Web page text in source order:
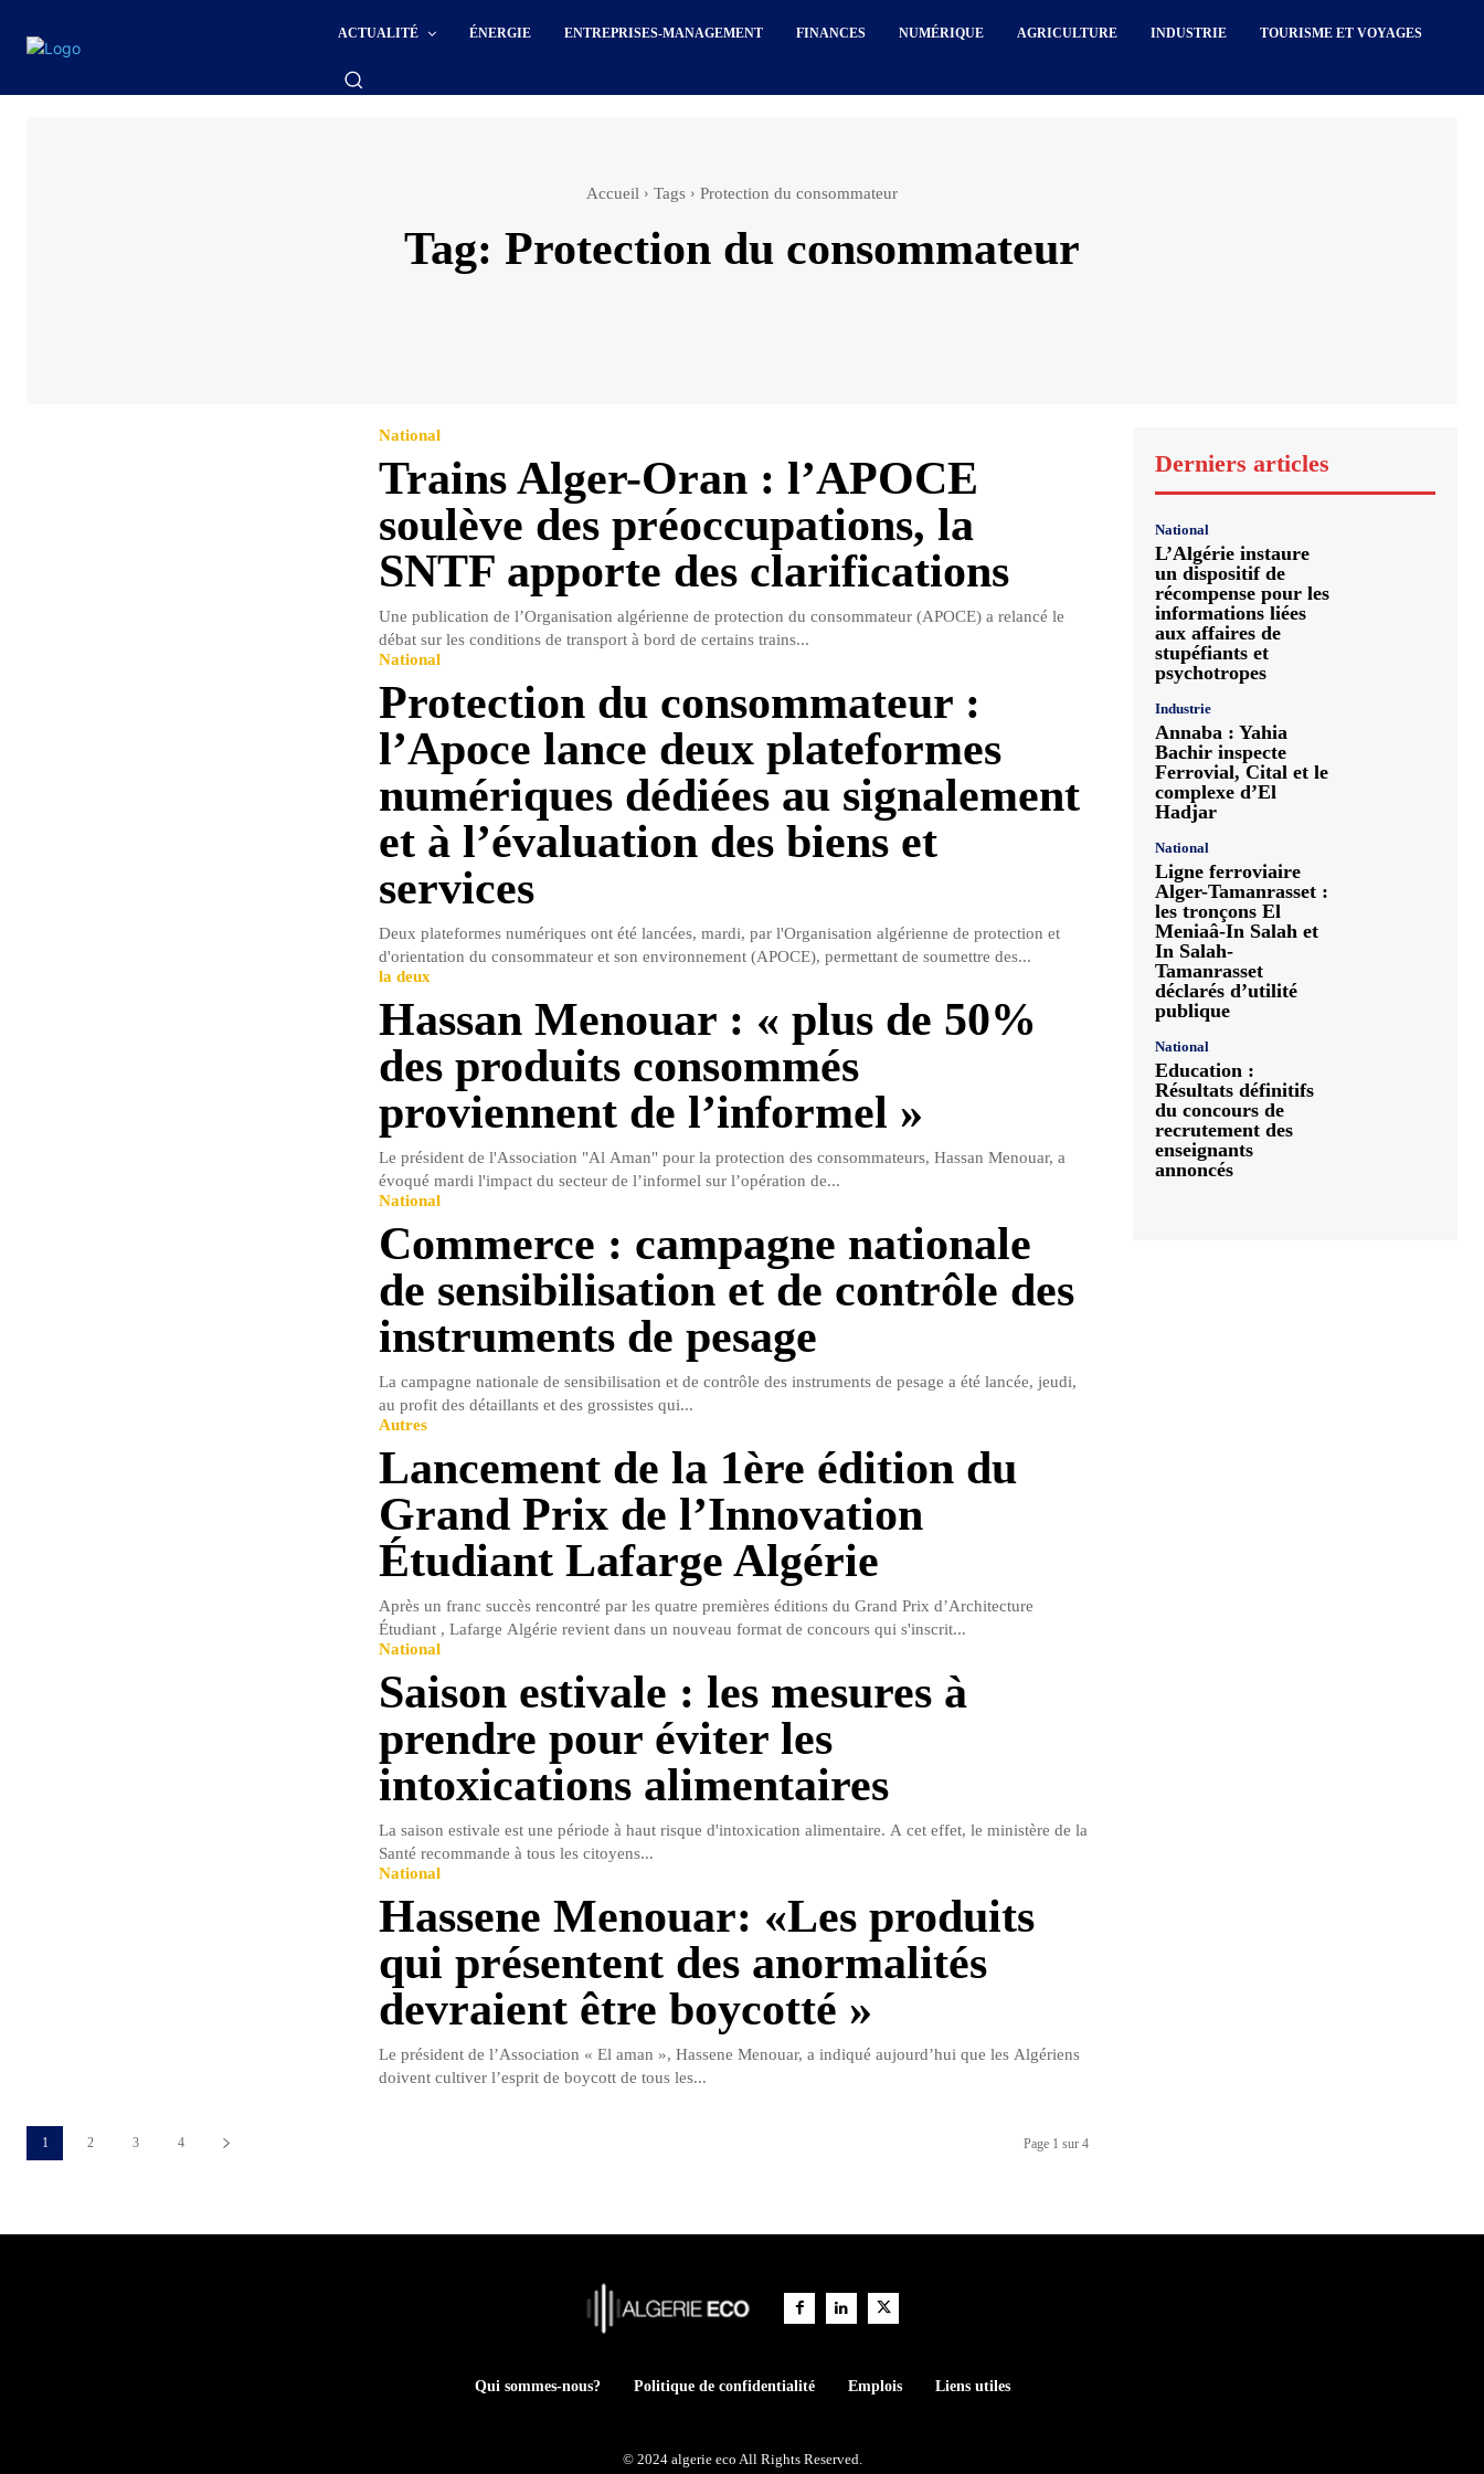
ACTUALITÉ ÉNERGIE ENTREPRISES-MANAGEMENT FINANCES NUMÉRIQUE AGRICULTURE INDUSTRIE TOURISME ET VOYAGES
Accueil Tags Protection du consommateur
Tag: Protection du consommateur
National
Trains Alger-Oran : l’APOCE
soulève des préoccupations, la
SNTF apporte des clarifications
Une publication de l’Organisation algérienne de protection du consommateur (APOCE) a relancé le
débat sur les conditions de transport à bord de certains trains...
National
Protection du consommateur :
l’Apoce lance deux plateformes
numériques dédiées au signalement
et à l’évaluation des biens et
services
Deux plateformes numériques ont été lancées, mardi, par l'Organisation algérienne de protection et
d'orientation du consommateur et son environnement (APOCE), permettant de soumettre des...
la deux
Hassan Menouar : « plus de 50%
des produits consommés
proviennent de l’informel »
Le président de l'Association "Al Aman" pour la protection des consommateurs, Hassan Menouar, a
évoqué mardi l'impact du secteur de l’informel sur l’opération de...
National
Commerce : campagne nationale
de sensibilisation et de contrôle des
instruments de pesage
La campagne nationale de sensibilisation et de contrôle des instruments de pesage a été lancée, jeudi,
au profit des détaillants et des grossistes qui...
Autres
Lancement de la 1ère édition du
Grand Prix de l’Innovation
Étudiant Lafarge Algérie
Après un franc succès rencontré par les quatre premières éditions du Grand Prix d’Architecture
Étudiant , Lafarge Algérie revient dans un nouveau format de concours qui s'inscrit...
National
Saison estivale : les mesures à
prendre pour éviter les
intoxications alimentaires
La saison estivale est une période à haut risque d'intoxication alimentaire. A cet effet, le ministère de la
Santé recommande à tous les citoyens...
National
Hassene Menouar: «Les produits
qui présentent des anormalités
devraient être boycotté »
Le président de l’Association « El aman », Hassene Menouar, a indiqué aujourd’hui que les Algériens
doivent cultiver l’esprit de boycott de tous les...
1 2 3 4 Page 1 sur 4
Derniers articles
National
L’Algérie instaure
un dispositif de
récompense pour les
informations liées
aux affaires de
stupéfiants et
psychotropes
Industrie
Annaba : Yahia
Bachir inspecte
Ferrovial, Cital et le
complexe d’El
Hadjar
National
Ligne ferroviaire
Alger-Tamanrasset :
les tronçons El
Meniaâ-In Salah et
In Salah-
Tamanrasset
déclarés d’utilité
publique
National
Education :
Résultats définitifs
du concours de
recrutement des
enseignants
annoncés
Qui sommes-nous? Politique de confidentialité Emplois Liens utiles
© 2024 algerie eco All Rights Reserved.